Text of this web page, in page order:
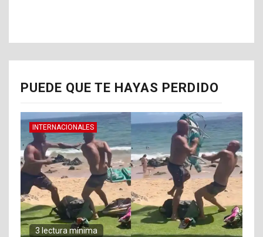
PUEDE QUE TE HAYAS PERDIDO
INTERNACIONALES
3 lectura mínima